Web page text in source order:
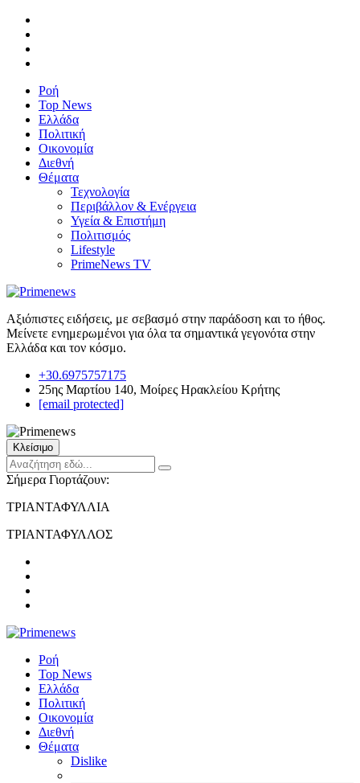
Ροή
Top News
Ελλάδα
Πολιτική
Οικονομία
Διεθνή
Θέματα
Τεχνολογία
Περιβάλλον & Ενέργεια
Υγεία & Επιστήμη
Πολιτισμός
Lifestyle
PrimeNews TV
Αξιόπιστες ειδήσεις, με σεβασμό στην παράδοση και το ήθος.
Μείνετε ενημερωμένοι για όλα τα σημαντικά γεγονότα στην
Ελλάδα και τον κόσμο.
+30.6975757175
25ης Μαρτίου 140, Μοίρες Ηρακλείου Κρήτης
[email protected]
Κλείσιμο
Σήμερα Γιορτάζουν:
ΤΡΙΑΝΤΑΦΥΛΛΙΑ
ΤΡΙΑΝΤΑΦΥΛΛΟΣ
Ροή
Top News
Ελλάδα
Πολιτική
Οικονομία
Διεθνή
Θέματα
Dislike